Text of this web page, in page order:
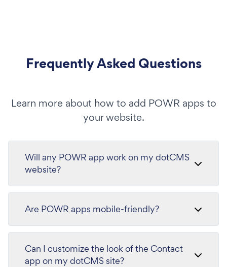
Frequently Asked Questions
Learn more about how to add POWR apps to
your website.
Will any POWR app work on my dotCMS
website?
Are POWR apps mobile-friendly?
Can I customize the look of the Contact
app on my dotCMS site?